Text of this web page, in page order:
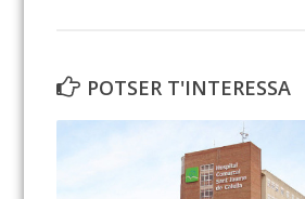
POTSER T'INTERESSA